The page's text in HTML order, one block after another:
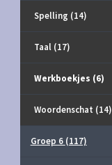
Spelling (14)
Taal (17)
Werkboekjes (6)
Woordenschat (14)
Groep 6 (117)